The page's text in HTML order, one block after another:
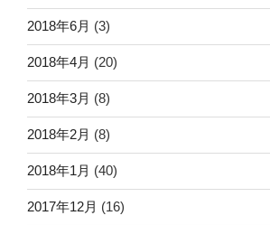
2018年6月 (3)
2018年4月 (20)
2018年3月 (8)
2018年2月 (8)
2018年1月 (40)
2017年12月 (16)